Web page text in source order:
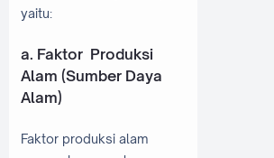
yaitu:
a. Faktor Produksi
Alam (Sumber Daya
Alam)
Faktor produksi alam